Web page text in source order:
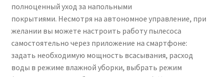
полноценный уход за напольными
покрытиями. Несмотря на автономное управление, при
желании вы можете настроить работу пылесоса
самостоятельно через приложение на смартфоне:
задать необходимую мощность всасывания, расход
воды в режиме влажной уборки, выбрать режим